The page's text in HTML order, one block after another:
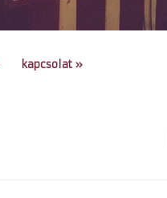
kapcsolat »